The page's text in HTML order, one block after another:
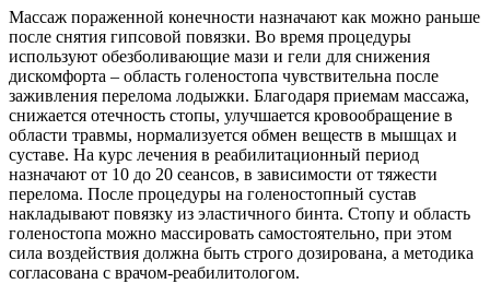
Массаж пораженной конечности назначают как можно раньше
после снятия гипсовой повязки. Во время процедуры
используют обезболивающие мази и гели для снижения
дискомфорта – область голеностопа чувствительна после
заживления перелома лодыжки. Благодаря приемам массажа,
снижается отечность стопы, улучшается кровообращение в
области травмы, нормализуется обмен веществ в мышцах и
суставе. На курс лечения в реабилитационный период
назначают от 10 до 20 сеансов, в зависимости от тяжести
перелома. После процедуры на голеностопный сустав
накладывают повязку из эластичного бинта. Стопу и область
голеностопа можно массировать самостоятельно, при этом
сила воздействия должна быть строго дозирована, а методика
согласована с врачом-реабилитологом.